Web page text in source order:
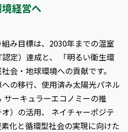
経営へ
み目標は、2030年までの温室
定）達成と、 「明るい衛生環
会・地球環境への貢献です。
の移行、使用済み太陽光パネル
サーキュラーエコノミーの推
）の活用、 ネイチャーポジテ
化と循環型社会の実現に向けた